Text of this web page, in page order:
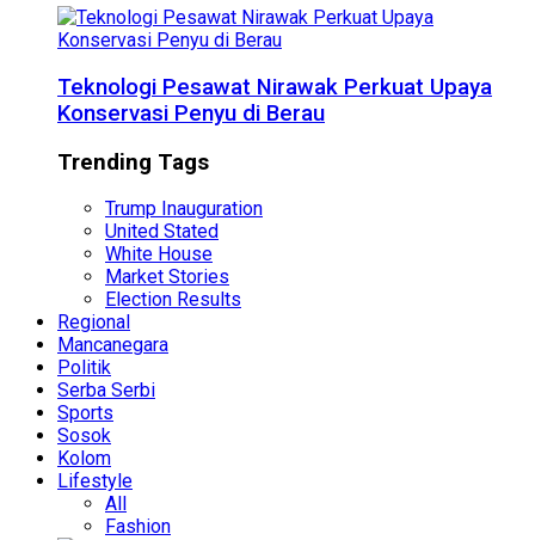
Teknologi Pesawat Nirawak Perkuat Upaya
Konservasi Penyu di Berau
Trending Tags
Trump Inauguration
United Stated
White House
Market Stories
Election Results
Regional
Mancanegara
Politik
Serba Serbi
Sports
Sosok
Kolom
Lifestyle
All
Fashion